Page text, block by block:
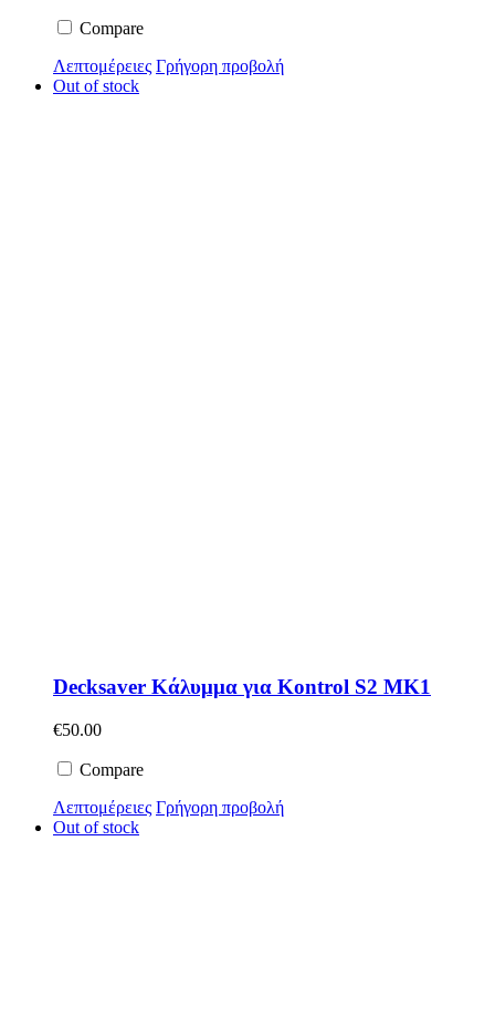
Compare
Λεπτομέρειες Γρήγορη προβολή
Out of stock
Decksaver Κάλυμμα για Kontrol S2 MK1
€50.00
Compare
Λεπτομέρειες Γρήγορη προβολή
Out of stock